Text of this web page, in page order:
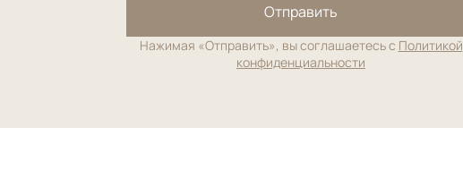
Отправить
Нажимая «Отправить», вы соглашаетесь с Политикой
конфиденциальности